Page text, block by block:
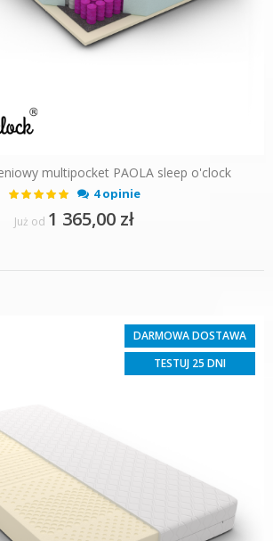
multipocket PAOLA sleep o'clock
Ocena: 4 opinie
Już od 1 365,00 zł
DARMOWA DOSTAWA
TESTUJ 25 DNI